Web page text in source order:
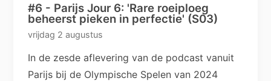
#6 - Parijs Jour 6: 'Rare roeiploeg
beheerst pieken in perfectie' (S03)
vrijdag 2 augustus
In de zesde aflevering van de podcast vanuit
Parijs bij de Olympische Spelen van 2024